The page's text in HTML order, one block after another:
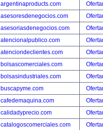
argentinaproducts.com
asesoresdenegocios.com
asesoriasdenegocios.com
atencionalpublico.com
atenciondeclientes.com
bolsascomerciales.com
bolsasindustriales.com
buscapyme.com
cafedemaquina.com
calidadyprecio.com
catalogoscomerciales.com